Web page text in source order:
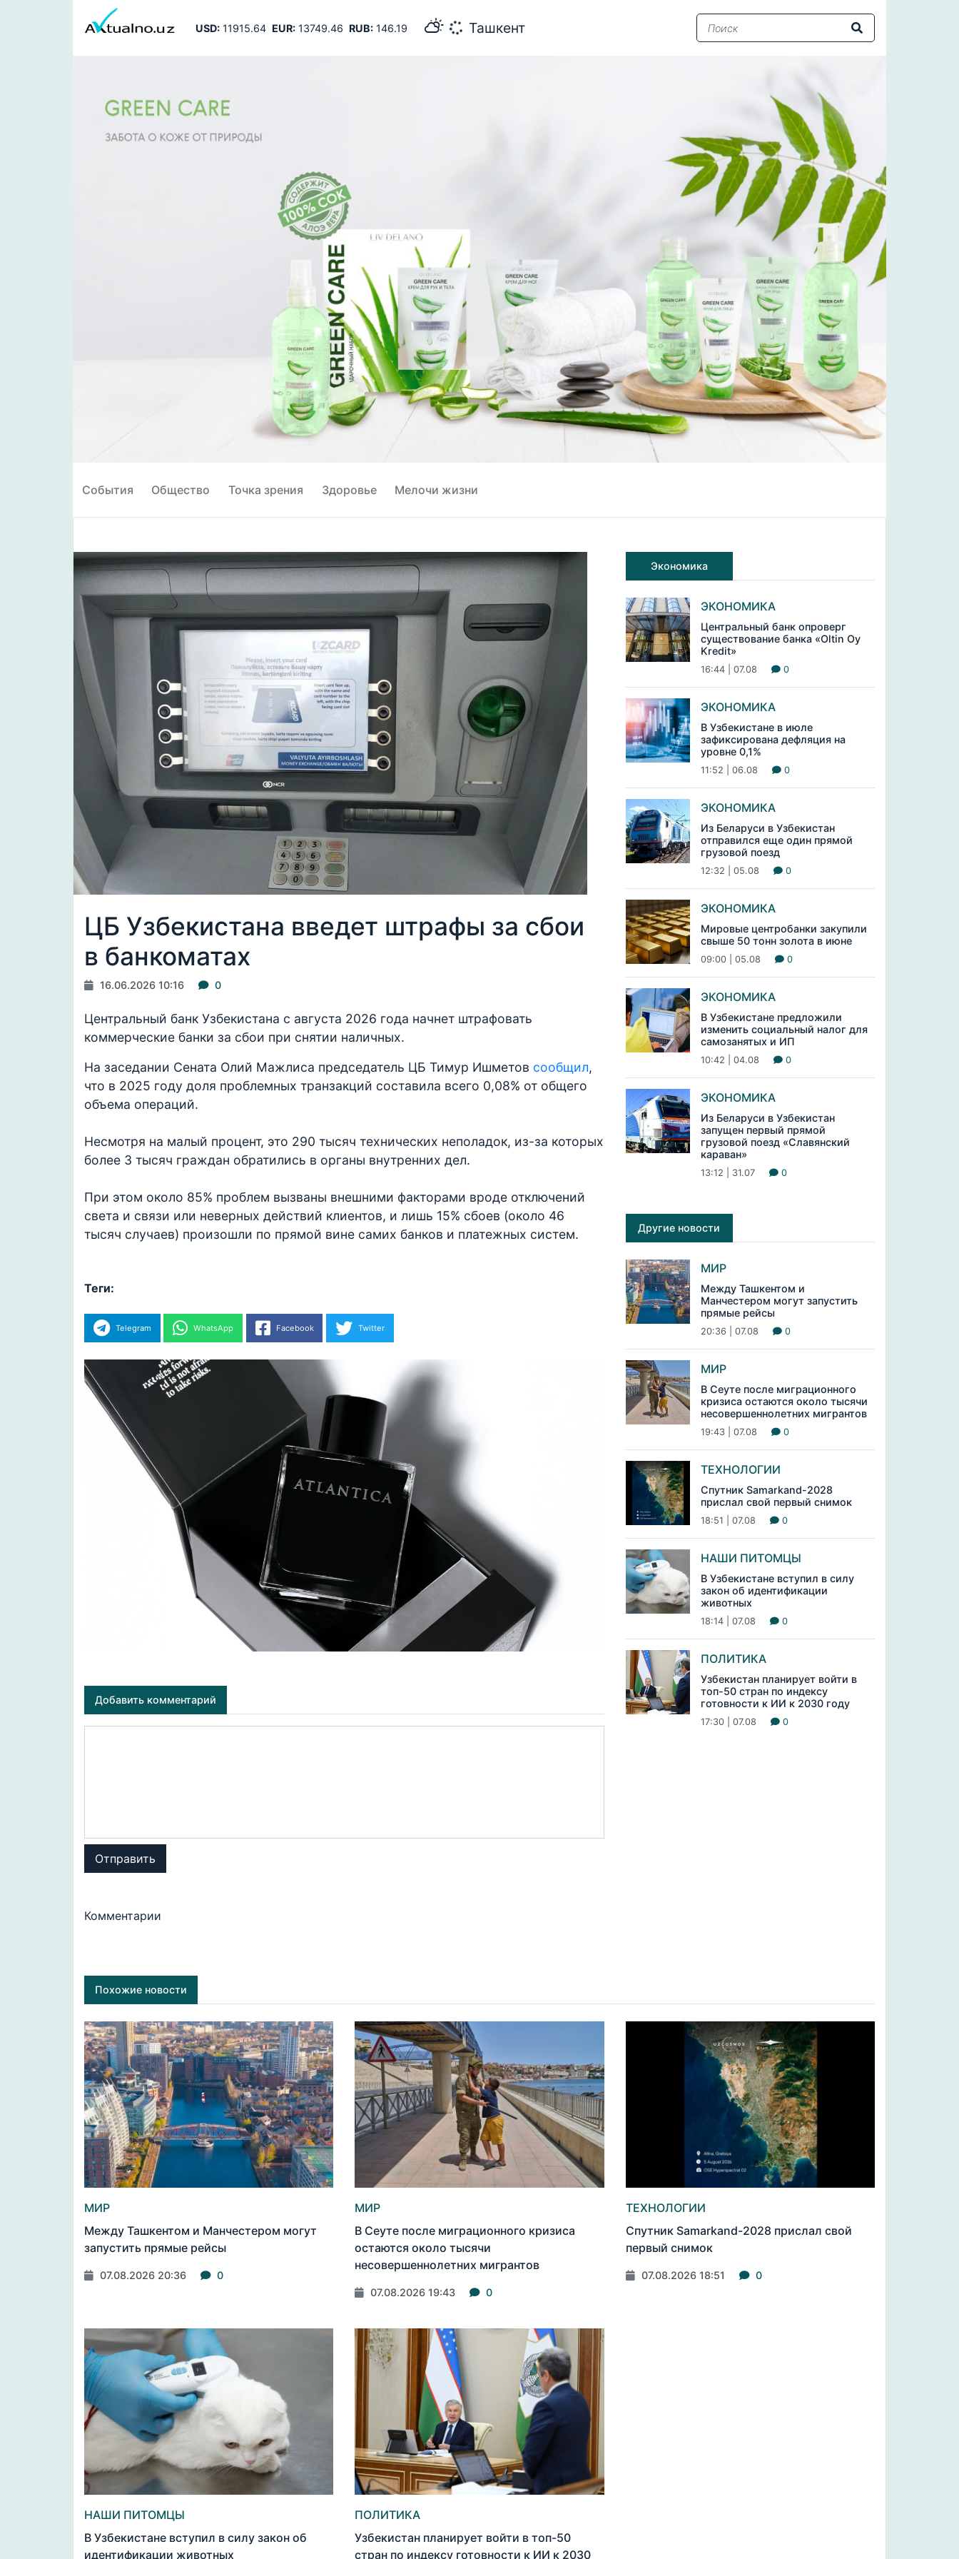
USD:11915.64 EUR:13749.46 RUB:146.19 36 Самарканд
События Общество Точка зрения Здоровье Мелочи жизни
ЦБ Узбекистана введет штрафы за сбои
в банкоматах
16.06.2026 10:16 0
Центральный банк Узбекистана с августа 2026 года начнет штрафовать
коммерческие банки за сбои при снятии наличных.
На заседании Сената Олий Мажлиса председатель ЦБ Тимур Ишметов сообщил,
что в 2025 году доля проблемных транзакций составила всего 0,08% от общего
объема операций.
Несмотря на малый процент, это 290 тысяч технических неполадок, из-за которых
более 3 тысяч граждан обратились в органы внутренних дел.
При этом около 85% проблем вызваны внешними факторами вроде отключений
света и связи или неверных действий клиентов, и лишь 15% сбоев (около 46
тысяч случаев) произошли по прямой вине самих банков и платежных систем.
Теги:
Telegram WhatsApp Facebook Twitter
Добавить комментарий
Отправить
Комментарии
Экономика
ЭКОНОМИКА
Центральный банк опроверг
существование банка «Oltin Oy
Kredit»
16:44 | 07.08 0
ЭКОНОМИКА
В Узбекистане в июле
зафиксирована дефляция на
уровне 0,1%
11:52 | 06.08 0
ЭКОНОМИКА
Из Беларуси в Узбекистан
отправился еще один прямой
грузовой поезд
12:32 | 05.08 0
ЭКОНОМИКА
Мировые центробанки закупили
свыше 50 тонн золота в июне
09:00 | 05.08 0
ЭКОНОМИКА
В Узбекистане предложили
изменить социальный налог для
самозанятых и ИП
10:42 | 04.08 0
ЭКОНОМИКА
Из Беларуси в Узбекистан
запущен первый прямой
грузовой поезд «Славянский
караван»
13:12 | 31.07 0
Другие новости
МИР
Между Ташкентом и
Манчестером могут запустить
прямые рейсы
20:36 | 07.08 0
МИР
В Сеуте после миграционного
кризиса остаются около тысячи
несовершеннолетних мигрантов
19:43 | 07.08 0
ТЕХНОЛОГИИ
Спутник Samarkand-2028
прислал свой первый снимок
18:51 | 07.08 0
НАШИ ПИТОМЦЫ
В Узбекистане вступил в силу
закон об идентификации
животных
18:14 | 07.08 0
ПОЛИТИКА
Узбекистан планирует войти в
топ-50 стран по индексу
готовности к ИИ к 2030 году
17:30 | 07.08 0
Похожие новости
МИР
Между Ташкентом и Манчестером могут
запустить прямые рейсы
07.08.2026 20:36 0
МИР
В Сеуте после миграционного кризиса
остаются около тысячи
несовершеннолетних мигрантов
07.08.2026 19:43 0
ТЕХНОЛОГИИ
Спутник Samarkand-2028 прислал свой
первый снимок
07.08.2026 18:51 0
НАШИ ПИТОМЦЫ
В Узбекистане вступил в силу закон об
идентификации животных
ПОЛИТИКА
Узбекистан планирует войти в топ-50
стран по индексу готовности к ИИ к 2030